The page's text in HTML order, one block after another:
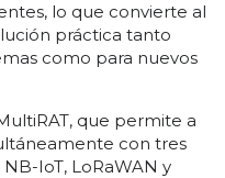
lo que convierte al
práctica tanto
como para nuevos
que permite a
con tres
IoT, LoRaWAN y